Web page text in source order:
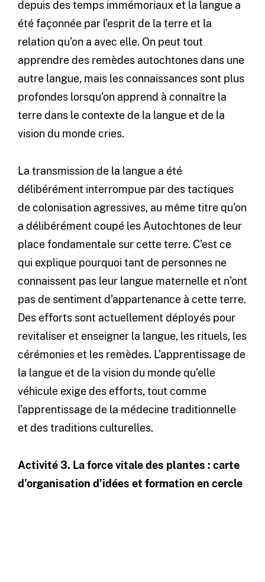
depuis des temps immémoriaux et la langue a
été façonnée par l’esprit de la terre et la
relation qu’on a avec elle. On peut tout
apprendre des remèdes autochtones dans une
autre langue, mais les connaissances sont plus
profondes lorsqu’on apprend à connaître la
terre dans le contexte de la langue et de la
vision du monde cries.
La transmission de la langue a été
délibérément interrompue par des tactiques
de colonisation agressives, au même titre qu’on
a délibérément coupé les Autochtones de leur
place fondamentale sur cette terre. C’est ce
qui explique pourquoi tant de personnes ne
connaissent pas leur langue maternelle et n’ont
pas de sentiment d’appartenance à cette terre.
Des efforts sont actuellement déployés pour
revitaliser et enseigner la langue, les rituels, les
cérémonies et les remèdes. L’apprentissage de
la langue et de la vision du monde qu’elle
véhicule exige des efforts, tout comme
l’apprentissage de la médecine traditionnelle
et des traditions culturelles.
Activité 3. La force vitale des plantes : carte
d’organisation d’idées et formation en cercle